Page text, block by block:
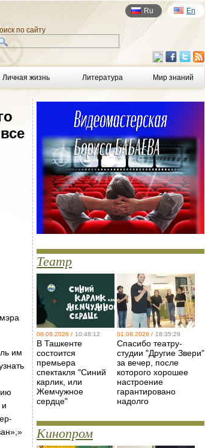
Ru En
по сайту
Личная жизнь Литература Мир знаний
им
Театр
08.08.2026 / 10:48:12
В Ташкенте
состоится
премьера
спектакля "Синий
карлик, или
Жемчужное
сердце"
01.08.2026 / 18:35:29
Спасибо театру-
студии "Другие Звери"
за вечер, после
которого хорошее
настроение
гарантировано
надолго
Кинопром